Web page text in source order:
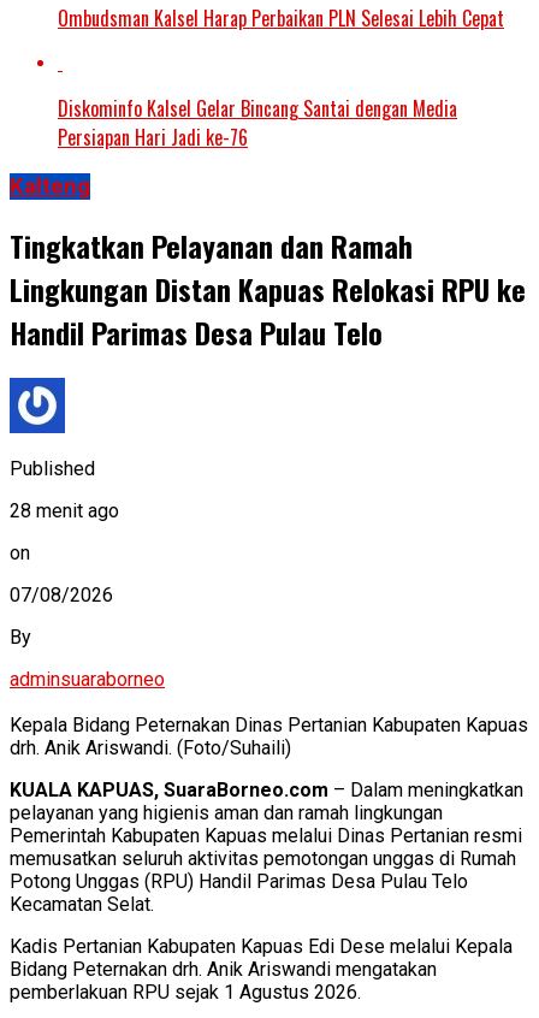
Ombudsman Kalsel Harap Perbaikan PLN Selesai Lebih Cepat
Diskominfo Kalsel Gelar Bincang Santai dengan Media
Persiapan Hari Jadi ke-76
Kalteng
Tingkatkan Pelayanan dan Ramah
Lingkungan Distan Kapuas Relokasi RPU ke
Handil Parimas Desa Pulau Telo
Published
28 menit ago
on
07/08/2026
By
adminsuaraborneo
Kepala Bidang Peternakan Dinas Pertanian Kabupaten Kapuas
drh. Anik Ariswandi. (Foto/Suhaili)
KUALA KAPUAS, SuaraBorneo.com – Dalam meningkatkan
pelayanan yang higienis aman dan ramah lingkungan
Pemerintah Kabupaten Kapuas melalui Dinas Pertanian resmi
memusatkan seluruh aktivitas pemotongan unggas di Rumah
Potong Unggas (RPU) Handil Parimas Desa Pulau Telo
Kecamatan Selat.
Kadis Pertanian Kabupaten Kapuas Edi Dese melalui Kepala
Bidang Peternakan drh. Anik Ariswandi mengatakan
pemberlakuan RPU sejak 1 Agustus 2026.